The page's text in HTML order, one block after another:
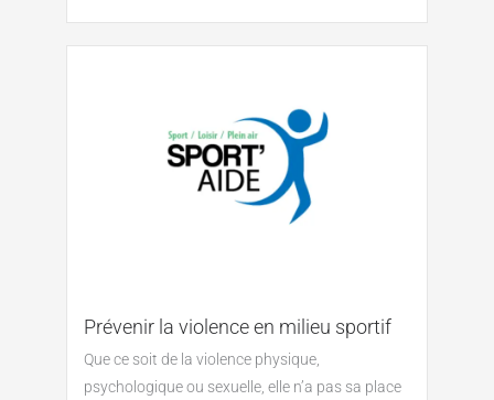
Prévenir la violence en milieu sportif
Que ce soit de la violence physique,
psychologique ou sexuelle, elle n’a pas sa place